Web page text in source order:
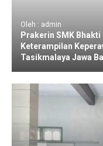
Oleh : admin
Prakerin SMK
Keterampilan
Tasikmalaya Jawa